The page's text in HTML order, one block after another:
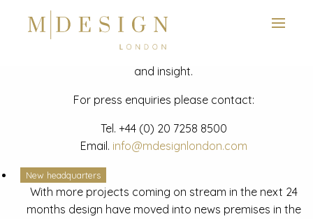
News
Latest mdesign development project and advisory news
and insight.
For press enquiries please contact:
Tel. +44 (0) 20 7258 8500
Email. info@mdesignlondon.com
New headquarters
With more projects coming on stream in the next 24
months design have moved into news premises in the